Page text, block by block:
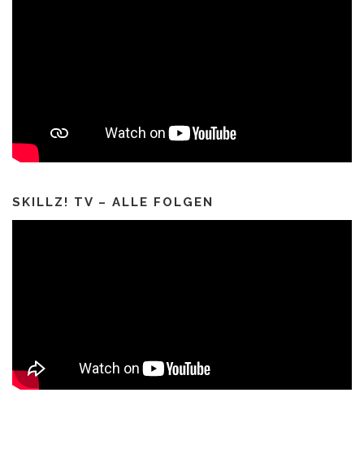
SKILLZ! TV – ALLE FOLGEN